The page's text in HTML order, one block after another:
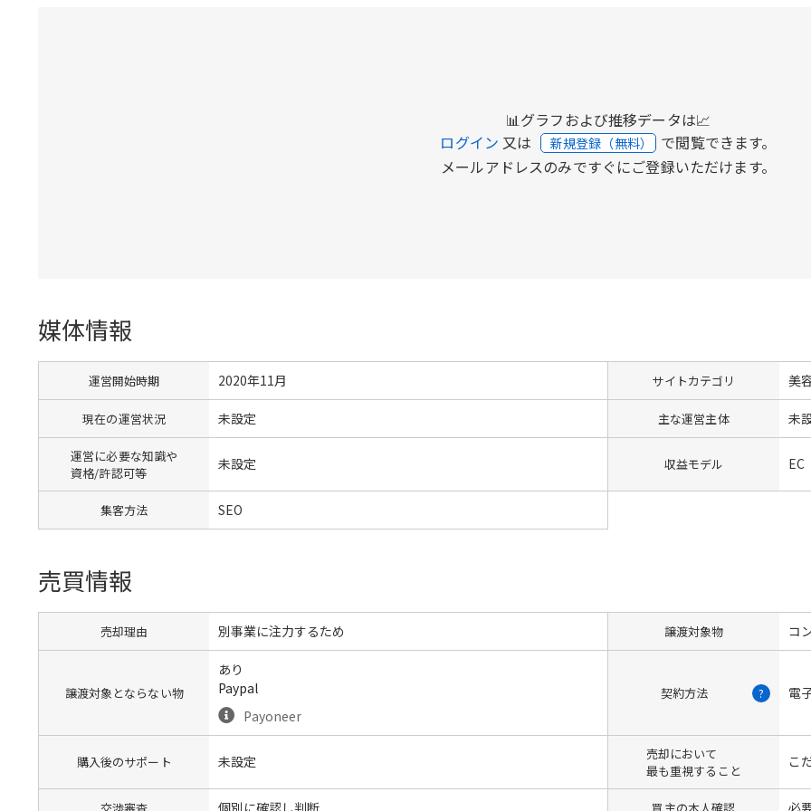
📊グラフおよび推移データは📈
ログイン 又は 新規登録（無料） で閲覧できます。
メールアドレスのみですぐにご登録いただけます。
媒体情報
運営開始時期 2020年11月 サイトカテゴリ 美
現在の運営状況 未設定 主な運営主体 未
運営に必要な知識や
資格/許認可等
未設定 収益モデル EC
集客方法 SEO
売買情報
売却理由 別事業に注力するため 譲渡対象物 コ
譲渡対象とならない物
あり
Paypal
Payoneer
契約方法 ? 電
購入後のサポート 未設定
売却において
最も重視すること
こ
交渉審査 個別に確認し判断 買主の本人確認 必